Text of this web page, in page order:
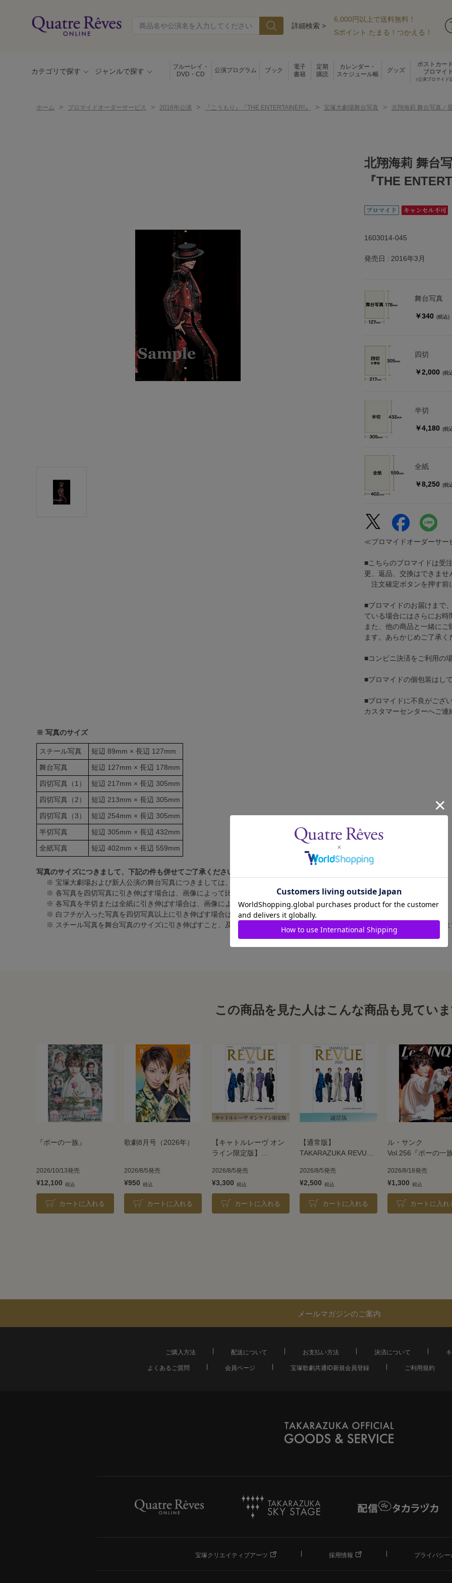
詳細検索 >
6,000円以上で送料無料！
Sポイント たまる！つかえる！
カテゴリで探す ジャンルで探す
ブルーレイ・
DVD・CD
公演プログラム ブック
電子
書籍
定期
購読
カレンダー・
スケジュール帳
グッズ
ポストカー
ブロマイ
（公演ブロマイド
ホーム > ブロマイドオーダーサービス > 2016年公演 > 『こうもり』『THE ENTERTAINER!』 > 宝塚大劇場舞台写真 > 北翔海莉 舞台写真／
※ 写真のサイズ
スチール写真
短辺 89mm × 長辺 127mm
舞台写真
短辺 127mm × 長辺 178mm
四切写真（1）
短辺 217mm × 長辺 305mm
四切写真（2）
短辺 213mm × 長辺 305mm
四切写真（3）
短辺 254mm × 長辺 305mm
半切写真
短辺 305mm × 長辺 432mm
全紙写真
短辺 402mm × 長辺 559mm
写真のサイズにつきまして、下記の件も併せてご了承ください。
※ 宝塚大劇場および新人公演の舞台写真につきましては、4辺に白フチが入ります。
※ 各写真を四切写真に引き伸ばす場合は、画像によって比率の都合上、（1）～（3）の何れかのサイズになります。
※ 各写真を半切または全紙に引き伸ばす場合は、画像によって比率が異なりますが、上記のサイズに統一しております。
※ 白フチが入った写真を四切写真以上に引き伸ばす場合は、白フチ無しの写真となります。
※ スチール写真を舞台写真のサイズに引き伸ばすこと、及び舞台写真をスチール写真のサイズに縮小することは、いたしかね
北翔海莉 舞台
『THE
1603014-045
発売日 2016年3月
舞台写真
￥340 (税込)
四切
￥2,000 (税
半切
￥4,180 (税
全紙
￥8,250 (税
≪ブロマイドオーダーサ
■こちらのブロマイドは受
更、返品、交換はできませ
注文確定ボタンを押す前
■ブロマイドのお届けまで
ている場合にはさらにお時
また、他の商品と一緒に
ます。あらかじめご了承く
■コンビニ決済をご利用の
■ブロマイドの個包装はし
■ブロマイドに不良がござ
カスタマーセンターへご連
この商品を見た人はこんな商品も見てい
『ポーの一族』
2026/10/13発売
¥12,100
カートに入れる
歌劇8月号（2026年）
2026/8/5発売
¥950
カートに入れる
【キャトルレーヴ オン
ライン限定版】
2026
2026/8/5発売
¥3,300
カートに入れる
【通常版】
TAKARAZUKA REVUE
2026/8/5発売
¥2,500
カートに入れる
ル・サンク
Vol.256『ポーの一
2026/8/18発売
¥1,300
カートに入れ
メールマガジンのご案内
ご購入方法 配送について お支払い方法 決済について
よくあるご質問
会員ページ 宝塚歌劇共通ID新規会員登録 ご利用規約
宝塚クリエイティブアーツ 採用情報 プライバシ